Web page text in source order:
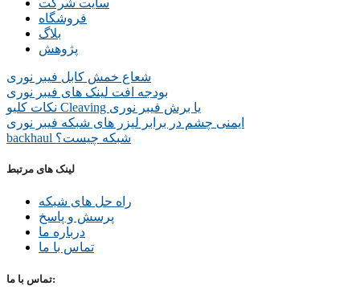
سایت شرکت
فروشگاه
بلاگ
پژوهش
شعاع خمش کابل فیبر نوری
بودجه افت لینک های فیبر نوری
نکات کلیو Cleaving یا برش فیبر نوری
ایمنی چشم در برابر لیزر های شبکه فیبر نوری
backhaul شبکه چیست؟
لینک های مرتبط
راه حل های شبکه
پرسش و پاسخ
درباره ما
تماس با ما
تماس با ما: